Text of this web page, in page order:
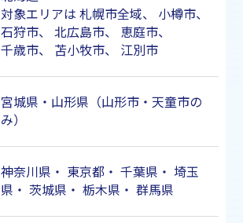
対象エリアは 札幌市全域、 小樽市、
石狩市、 北広島市、 恵庭市、
千歳市、 苫小牧市、 江別市
宮城県・山形県（山形市・天童市の
み）
神奈川県 ・ 東京都・ 千葉県 ・ 埼玉
県 ・ 茨城県 ・ 栃木県 ・ 群馬県